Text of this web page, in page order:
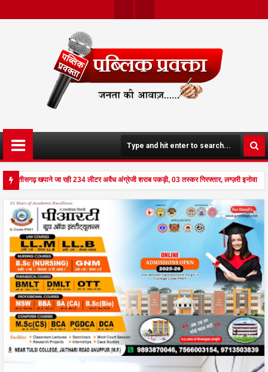
Ter
Boo
K
छत्तीसगढ़ खपाने जा रही 234 लीटर अवैध अंग्रेजी शराब पकड़ी, 03 तस्कर गिरफ्तार, लग्ज़री इनोवा
दहला अनूपपुर - घर पर किसान व नौकरानी का मिला रक्तरंजित शव, पत्नी गंभीर घायल में मेडिकल